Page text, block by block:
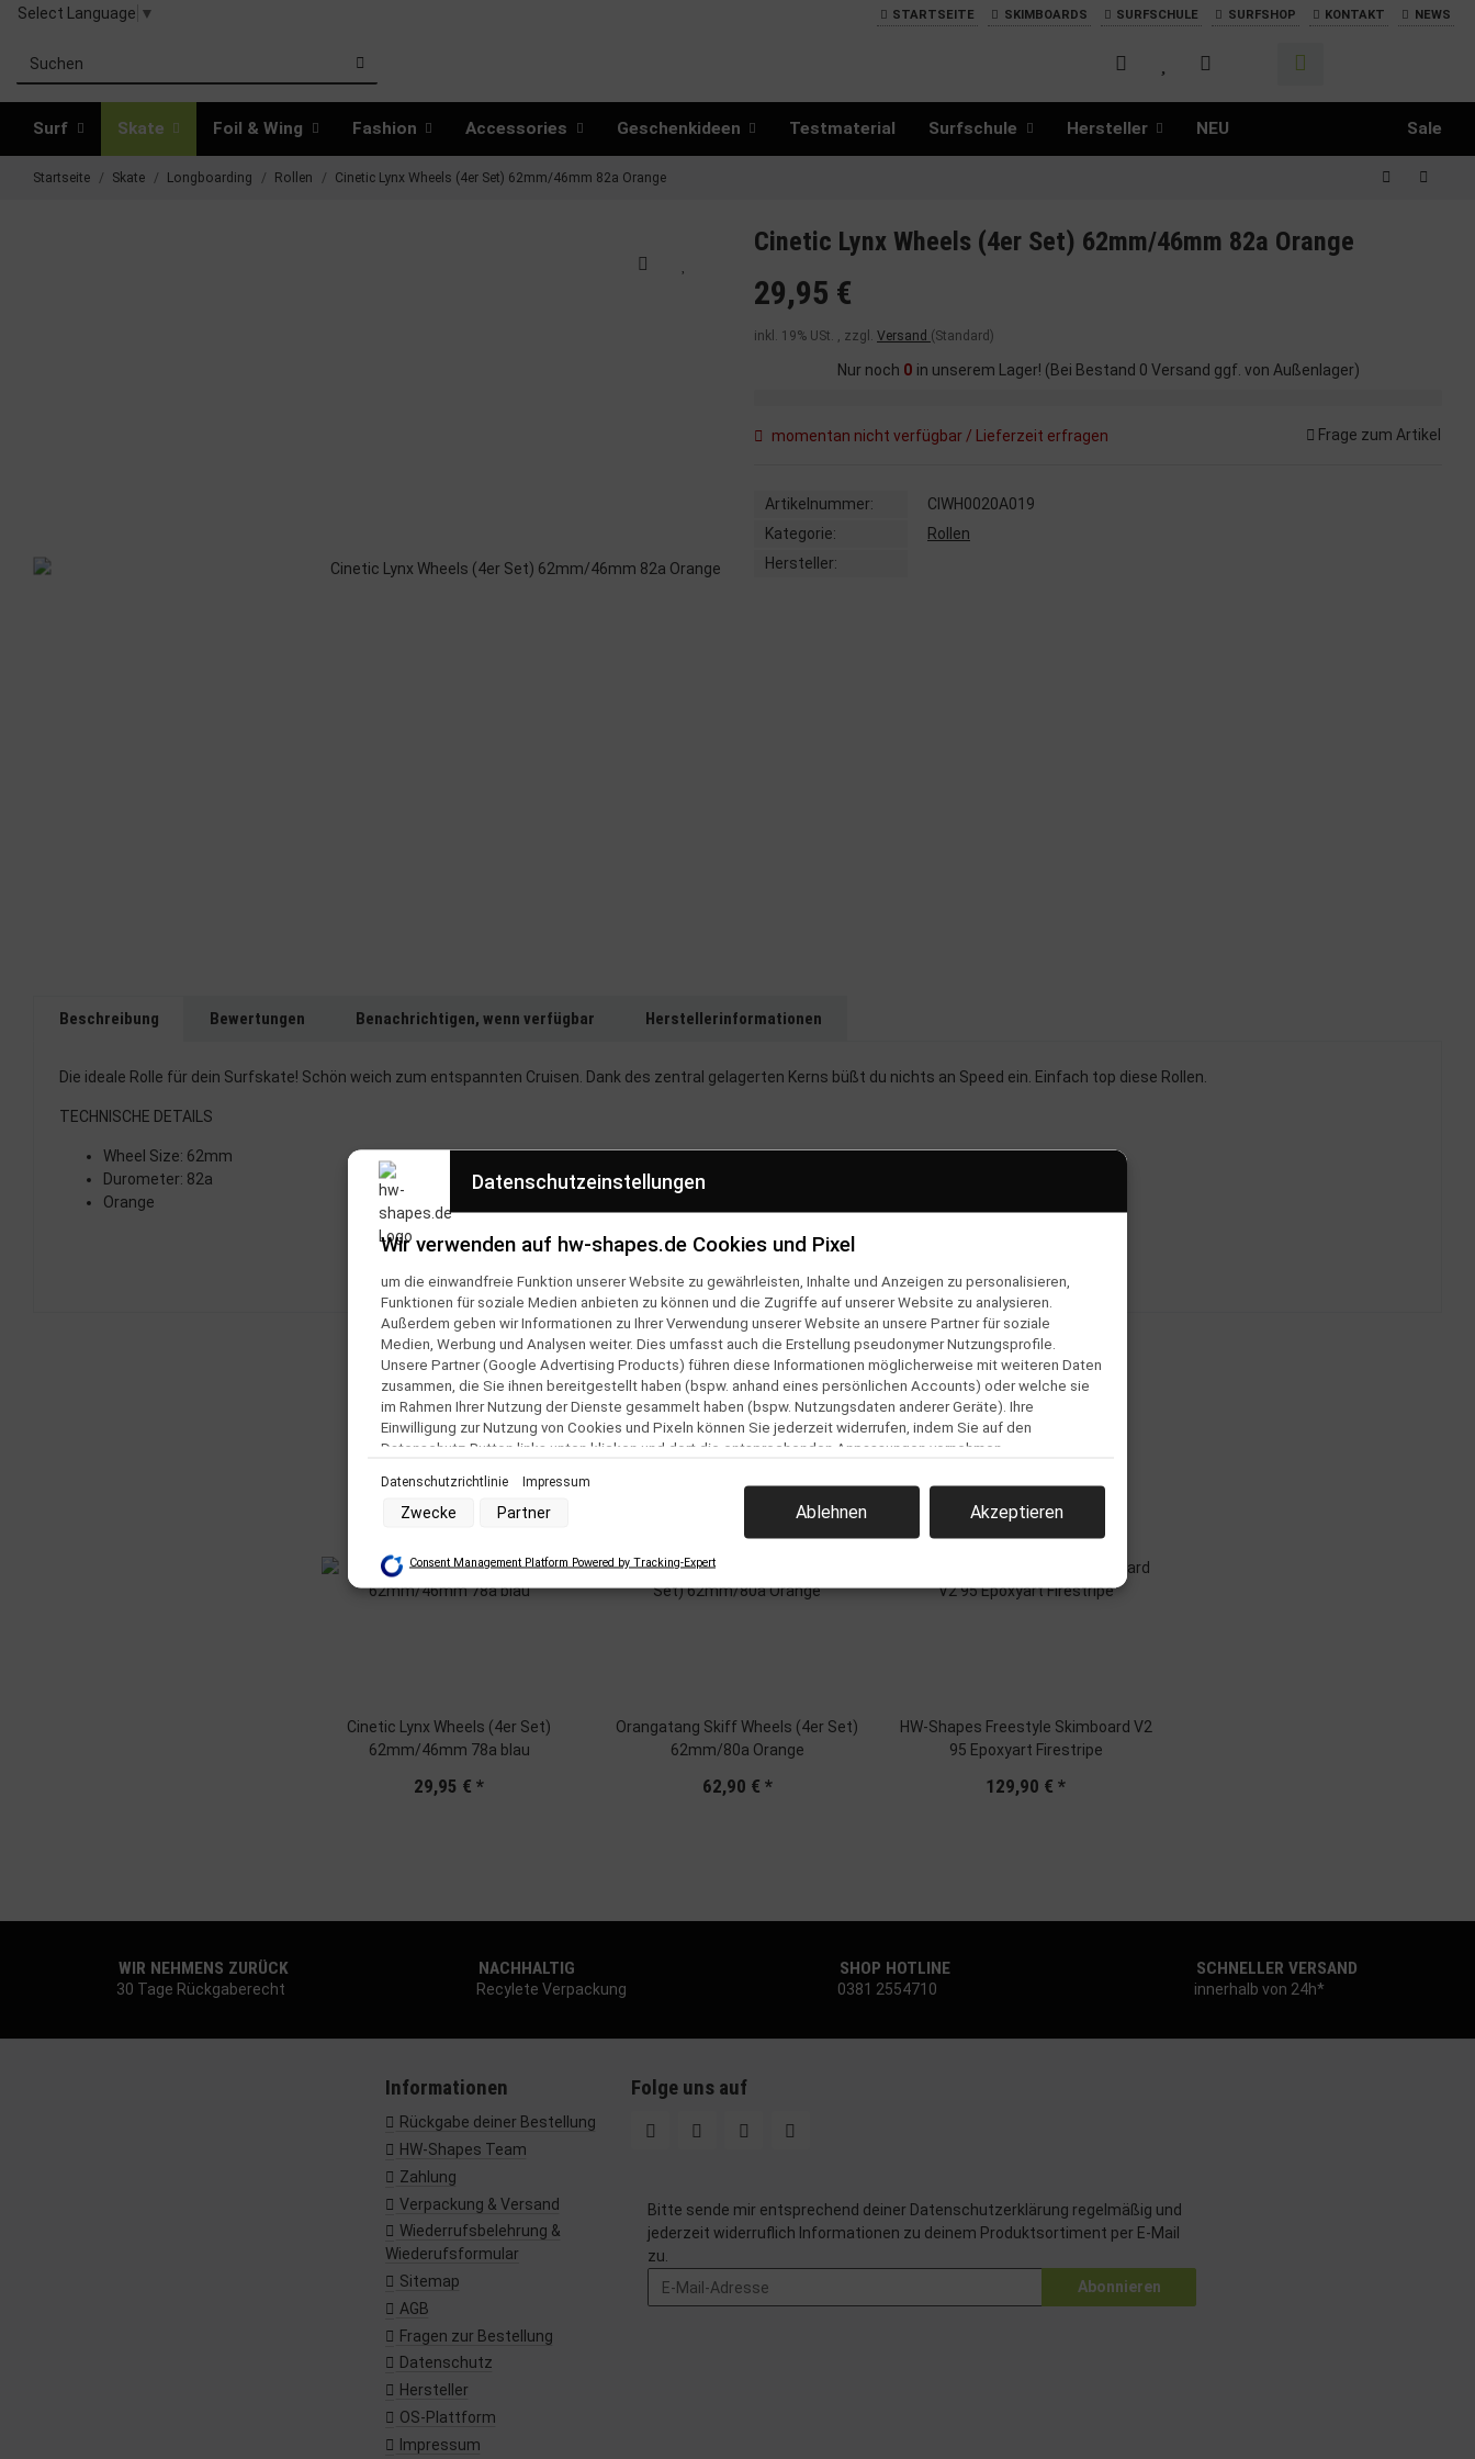
Select Language ▼ STARTSEITE SKIMBOARDS SURFSCHULE SURFSHOP KONTAKT NEWS
Surf Skate Foil & Wing Fashion Accessories Geschenkideen Testmaterial Surfschule Hersteller NEU Sale
Startseite Skate Longboarding Rollen Cinetic Lynx Wheels (4er Set) 62mm/46mm 82a Orange
Cinetic Lynx Wheels (4er Set) 62mm/46mm 82a Orange
29,95 €
inkl. 19% USt. , zzgl. Versand (Standard)
Nur noch 0 in unserem Lager! (Bei Bestand 0 Versand ggf. von Außenlager)
momentan nicht verfügbar / Lieferzeit erfragen Frage zum Artikel
Artikelnummer:
CIWH0020A019
Kategorie:
Rollen
Hersteller:
Beschreibung Bewertungen Benachrichtigen, wenn verfügbar Herstellerinformationen
Die ideale Rolle für dein Surfskate! Schön weich zum entspannten Cruisen. Dank des zentral gelagerten Kerns büßt du nichts an Speed ein. Einfach top diese Rollen.
TECHNISCHE DETAILS
Wheel Size: 62mm
Durometer: 82a
Orange
Ähnliche Artikel
Cinetic Lynx Wheels (4er Set)
62mm/46mm 78a blau
29,95 €*
Orangatang Skiff Wheels (4er Set)
62mm/80a Orange
62,90 € *
HW-Shapes Freestyle Skimboard V2
95 Epoxyart Firestripe
129,90 €*
WIR NEHMENS ZURÜCK
30 Tage Rückgaberecht
NACHHALTIG
Recylete Verpackung
SHOP HOTLINE
0381 2554710
SCHNELLER VERSAND
innerhalb von 24h*
Informationen
Rückgabe deiner Bestellung
HW-Shapes Team
Zahlung
Verpackung & Versand
Wiederrufsbelehrung &
Wiederufsformular
Sitemap
AGB
Fragen zur Bestellung
Datenschutz
Hersteller
OS-Plattform
Impressum
Folge uns auf
Bitte sende mir entsprechend deiner Datenschutzerklärung regelmäßig und
jederzeit widerruflich Informationen zu deinem Produktsortiment per E-Mail
zu.
Abonnieren
Datenschutzeinstellungen
Wir verwenden auf hw-shapes.de Cookies und Pixel
um die einwandfreie Funktion unserer Website zu gewährleisten, Inhalte und Anzeigen zu personalisieren,
Funktionen für soziale Medien anbieten zu können und die Zugriffe auf unserer Website zu analysieren.
Außerdem geben wir Informationen zu Ihrer Verwendung unserer Website an unsere Partner für soziale
Medien, Werbung und Analysen weiter. Dies umfasst auch die Erstellung pseudonymer Nutzungsprofile.
Unsere Partner (Google Advertising Products) führen diese Informationen möglicherweise mit weiteren Daten
zusammen, die Sie ihnen bereitgestellt haben (bspw. anhand eines persönlichen Accounts) oder welche sie
im Rahmen Ihrer Nutzung der Dienste gesammelt haben (bspw. Nutzungsdaten anderer Geräte). Ihre
Einwilligung zur Nutzung von Cookies und Pixeln können Sie jederzeit widerrufen, indem Sie auf den
Datenschutz-Button links unten klicken und dort die entsprechenden Anpassungen vornehmen.
Zwecke der Datenverarbeitung durch unsere Partner:
Speichern von oder Zugriff auf Informationen auf einem Endgerät
Verwendung reduzierter Daten zur Auswahl von Werbeanzeigen
Erstellung von Profilen für personalisierte Werbung
Verwendung von Profilen zur Auswahl personalisierter Werbung
Erstellung von Profilen zur Personalisierung von Inhalten
Besondere Features:
Verwendung genauer Standortdaten
Datenschutzrichtlinie Impressum
Zwecke Partner Ablehnen Akzeptieren
Consent Management Platform Powered by Tracking-Expert